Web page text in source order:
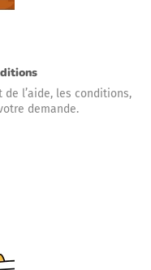
l’aide, les conditions,
demande.